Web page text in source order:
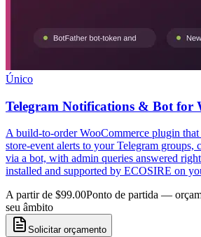
Único
Telegram Notifications & Bot for
A build-to-order WooCommerce plugin that
store-event alerts to your Telegram groups,
via a bot, with admin queries answered
installed and supported by ECOSIRE on
A partir de $99.00Ponto de partida —
seu âmbito
Solicitar orçamento